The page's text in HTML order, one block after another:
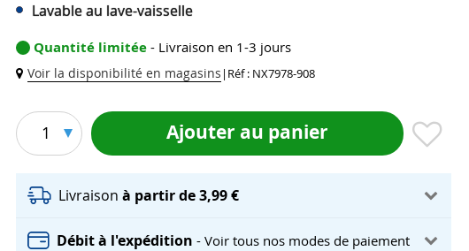
Lavable au lave-vaisselle
Quantité limitée - Livraison en 1-3 jours
Voir la disponibilité en magasins | Réf : NX7978-908
1 Ajouter au panier
Livraisonà partir de 3,99 €
Débit à l'expédition- Voir tous nos modes de paiement